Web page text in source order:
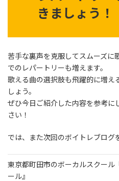
きましょう！
苦手な裏声を克服してスムーズに
でのレパートリーも増えます。
歌える曲の選択肢も飛躍的に増え
しょう。
ぜひ今日ご紹介した内容を参考に
さい！
では、また次回のボイトレブログ
東京都町田市のボーカルスクール
ール』